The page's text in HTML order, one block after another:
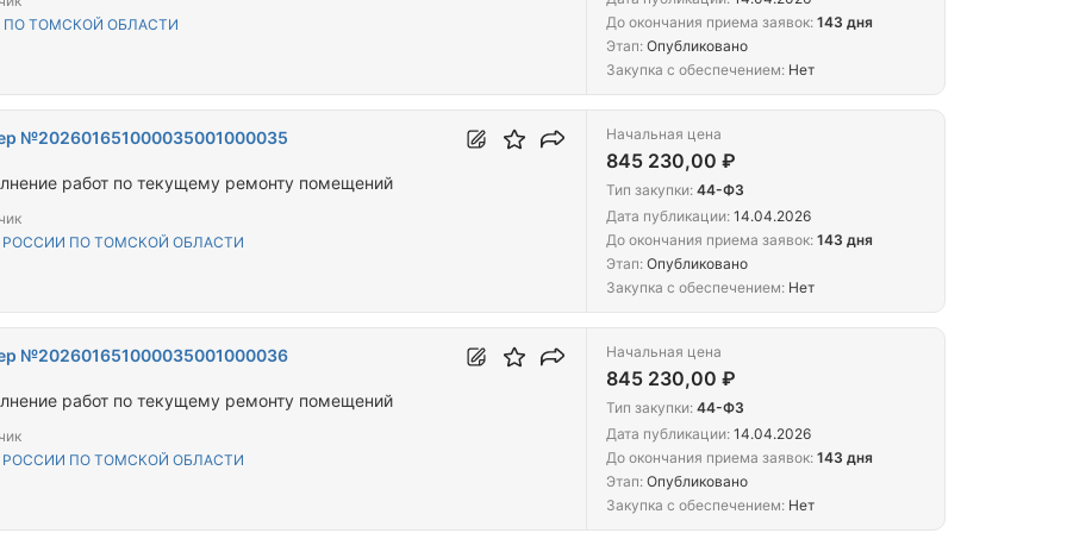
ТОМСКОЙ ОБЛАСТИ
До окончания приема заявок: 143 дня
Этап: Опубликовано
Закупка с обеспечением: Нет
№202601651000035001000035
работ по текущему ремонту помещений
ПО ТОМСКОЙ ОБЛАСТИ
Начальная цена
845 230,00 ₽
Тип закупки: 44-ФЗ
Дата публикации: 14.04.2026
До окончания приема заявок: 143 дня
Этап: Опубликовано
Закупка с обеспечением: Нет
№202601651000035001000036
работ по текущему ремонту помещений
ПО ТОМСКОЙ ОБЛАСТИ
Начальная цена
845 230,00 ₽
Тип закупки: 44-ФЗ
Дата публикации: 14.04.2026
До окончания приема заявок: 143 дня
Этап: Опубликовано
Закупка с обеспечением: Нет